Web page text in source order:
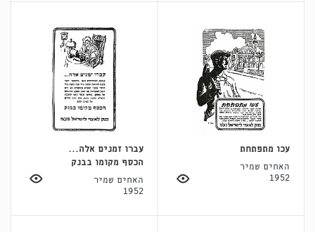
עכו מתפתחת
האחים שמיר
1952
עברו זמנים אלה...
הכסף מקומו בבנק
האחים שמיר
1952